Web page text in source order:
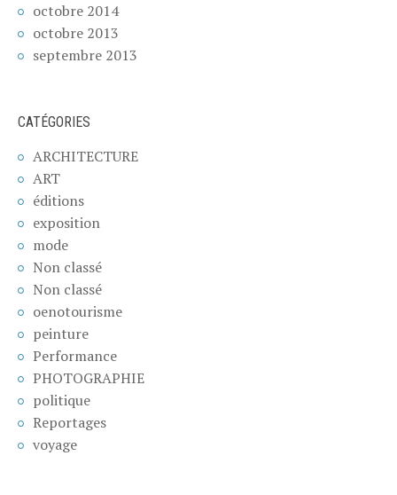
octobre 2014
octobre 2013
septembre 2013
CATÉGORIES
ARCHITECTURE
ART
éditions
exposition
mode
Non classé
Non classé
oenotourisme
peinture
Performance
PHOTOGRAPHIE
politique
Reportages
voyage